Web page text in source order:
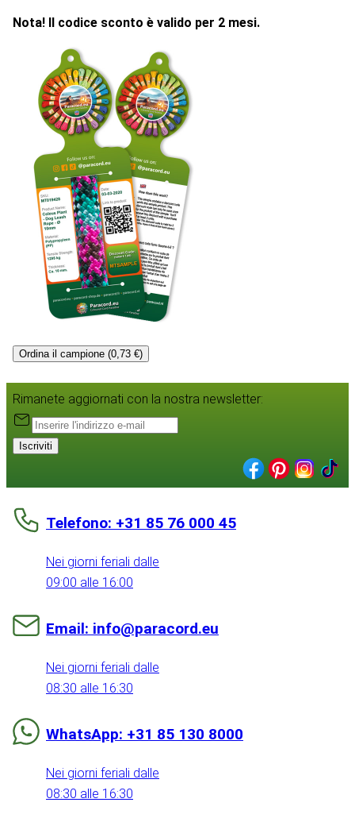
Nota! Il codice sconto è valido per 2 mesi.
Ordina il campione (0,73 €)
Rimanete aggiornati con la nostra newsletter:
Iscriviti
Telefono: +31 85 76 000 45
Nei giorni feriali dalle
09:00 alle 16:00
Email: info@paracord.eu
Nei giorni feriali dalle
08:30 alle 16:30
WhatsApp: +31 85 130 8000
Nei giorni feriali dalle
08:30 alle 16:30